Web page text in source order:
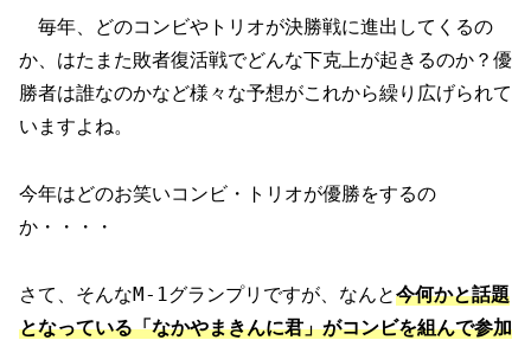
毎年、どのコンビやトリオが決勝戦に進出してくるの
か、はたまた敗者復活戦でどんな下克上が起きるのか？優
勝者は誰なのかなど様々な予想がこれから繰り広げられて
いますよね。
今年はどのお笑いコンビ・トリオが優勝をするの
か・・・・
さて、そんなM-1グランプリですが、なんと今何かと話題
となっている「なかやまきんに君」がコンビを組んで参加